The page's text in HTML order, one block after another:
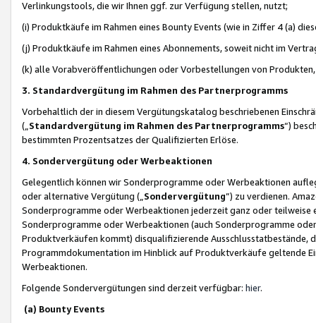
Verlinkungstools, die wir Ihnen ggf. zur Verfügung stellen, nutzt;
(i) Produktkäufe im Rahmen eines Bounty Events (wie in Ziffer 4 (a)
(j) Produktkäufe im Rahmen eines Abonnements, soweit nicht im
(k) alle Vorabveröffentlichungen oder Vorbestellungen von
3. Standardvergütung im Rahmen des Partnerprogramms
Vorbehaltlich der in diesem Vergütungskatalog beschriebenen
(„ Standardvergütung im Rahmen des Partnerprogramms“)
bestimmten Prozentsatzes der Qualifizierten Erlöse.
4. Sondervergütung oder Werbeaktionen
Gelegentlich können wir Sonderprogramme oder Werbeaktionen
oder alternative Vergütung („ Sondervergütung”) zu verdienen.
Sonderprogramme oder Werbeaktionen jederzeit ganz oder
Sonderprogramme oder Werbeaktionen (auch Sonderprogramme
Produktverkäufen kommt) disqualifizierende Ausschlusstatbestände,
Programmdokumentation im Hinblick auf Produktverkäufe geltende
Werbeaktionen.
Folgende Sondervergütungen sind derzeit verfügbar: hier.
(a) Bounty Events